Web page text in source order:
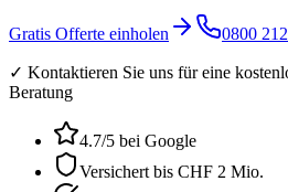
Gratis Offerte einholen 0800
✓ Kontaktieren Sie uns für eine
Beratung
4.7/5 bei Google
Versichert bis CHF 2 Mio.